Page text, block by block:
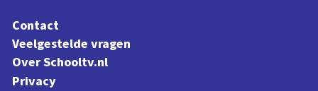
Contact
Veelgestelde vragen
Over Schooltv.nl
Privacy